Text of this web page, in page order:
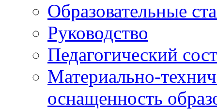
Образовательные
Руководство
Педагогический
Материально-
оснащенность